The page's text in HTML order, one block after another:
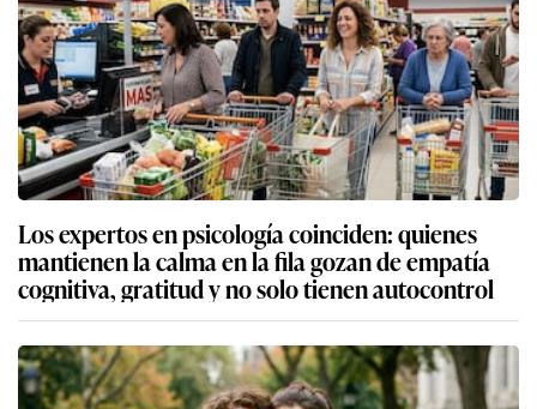
Los expertos en psicología coinciden: quienes
mantienen la calma en la fila gozan de empatía
cognitiva, gratitud y no solo tienen autocontrol